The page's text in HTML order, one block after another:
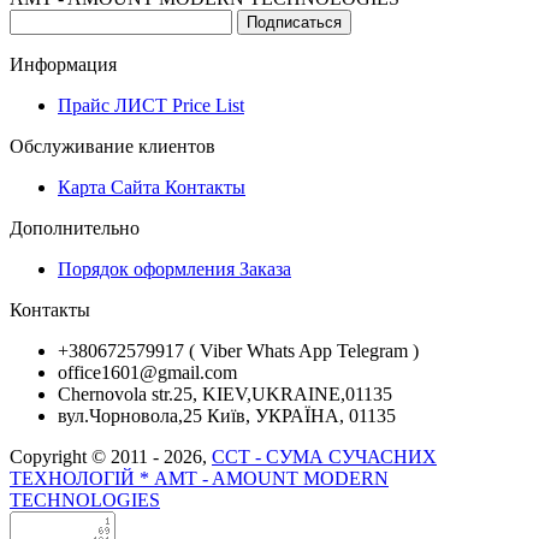
Подписаться
Информация
Прайс ЛИСТ Price List
Обслуживание клиентов
Карта Сайта Контакты
Дополнительно
Порядок оформления Заказа
Контакты
+380672579917 ( Viber Whats App Telegram )
office1601@gmail.com
Chernovola str.25, KIEV,UKRAINE,01135
вул.Чорновола,25 Київ, УКРАЇНА, 01135
Copyright © 2011 - 2026, CCT - СУМА СУЧАСНИХ
ТЕХНОЛОГІЙ * AMT - AMOUNT MODERN
TECHNOLOGIES